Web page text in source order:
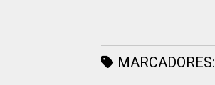
MARCADORES: